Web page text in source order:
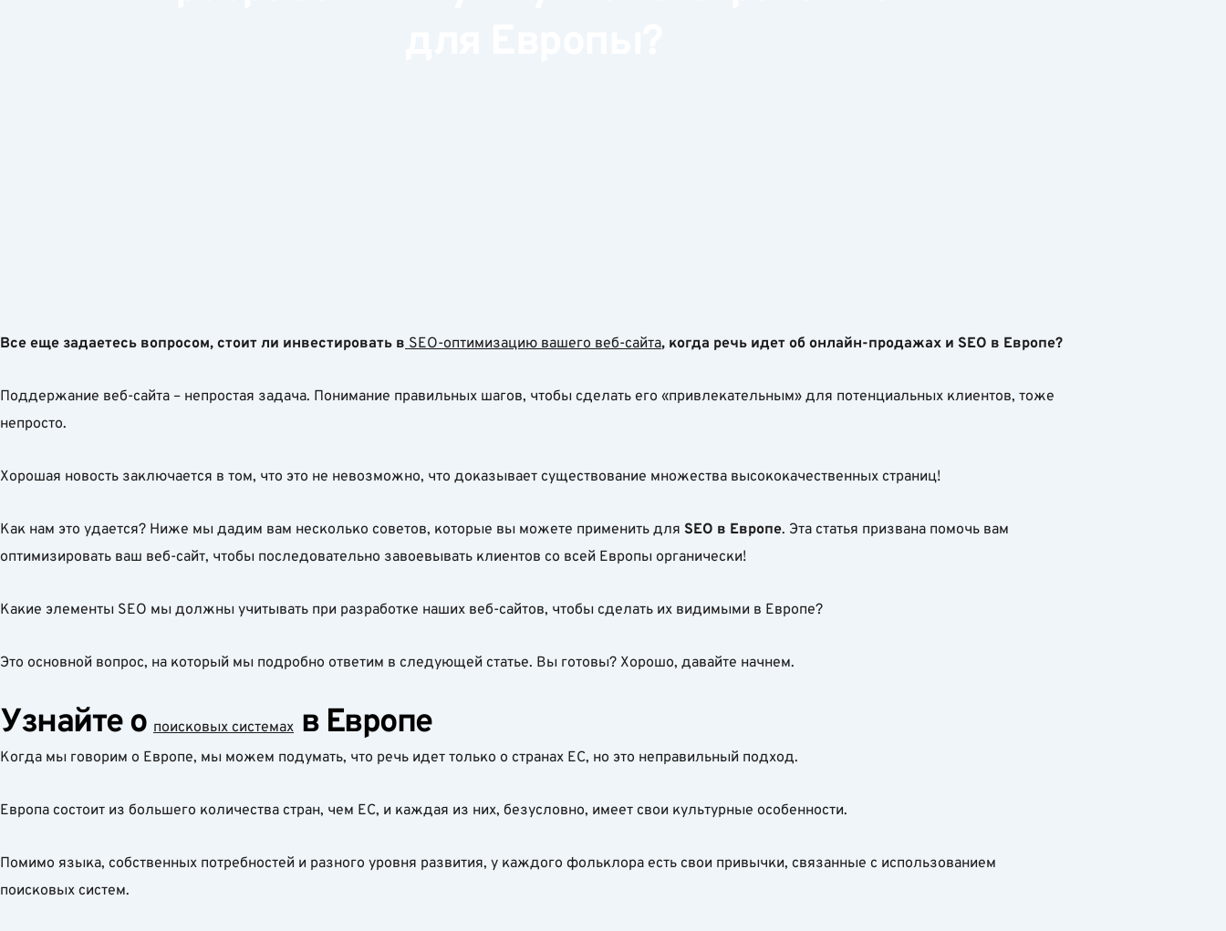
Все еще задаетесь вопросом, стоит ли инвестировать вSEO-оптимизацию вашего веб-сайта, когда речь идет об онлайн-продажах и SEO в Европе?
Поддержание веб-сайта – непростая задача. Понимание правильных шагов, чтобы сделать его «привлекательным» для потенциальных клиентов, тоже
непросто.
Хорошая новость заключается в том, что это не невозможно, что доказывает существование множества высококачественных страниц!
Как нам это удается? Ниже мы дадим вам несколько советов, которые вы можете применить для SEO в Европе. Эта статья призвана помочь вам
оптимизировать ваш веб-сайт, чтобы последовательно завоевывать клиентов со всей Европы органически!
Какие элементы SEO мы должны учитывать при разработке наших веб-сайтов, чтобы сделать их видимыми в Европе?
Это основной вопрос, на который мы подробно ответим в следующей статье. Вы готовы? Хорошо, давайте начнем.
Узнайте о поисковых системах в Европе
Когда мы говорим о Европе, мы можем подумать, что речь идет только о странах ЕС, но это неправильный подход.
Европа состоит из большего количества стран, чем ЕС, и каждая из них, безусловно, имеет свои культурные особенности.
Помимо языка, собственных потребностей и разного уровня развития, у каждого фольклора есть свои привычки, связанные с использованием
поисковых систем.